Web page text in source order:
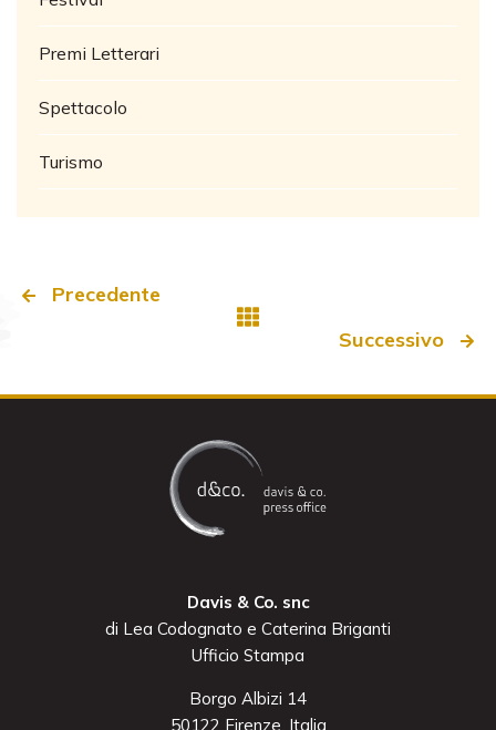
Premi Letterari
Spettacolo
Turismo
Precedente
Successivo
Davis & Co. snc
di Lea Codognato e Caterina Briganti
Ufficio Stampa
Borgo Albizi 14
50122 Firenze, Italia